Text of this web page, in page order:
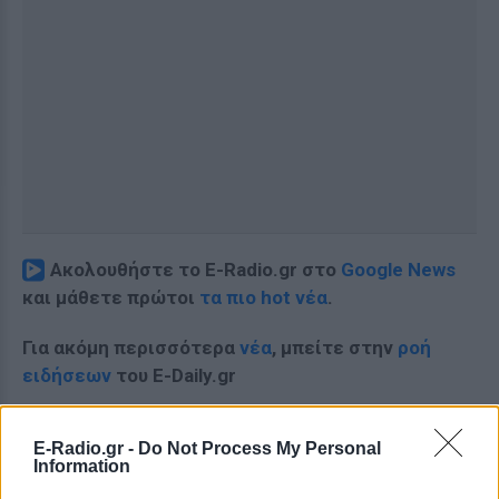
E-Radio.gr - Do Not Process My Personal
Information
Ακολουθήστε το E-Radio.gr στο Google News
και μάθετε πρώτοι τα πιο hot νέα.
Για ακόμη περισσότερα νέα, μπείτε στην ροή
ειδήσεων του E-Daily.gr
Ακολουθήστε το E-Radio.gr και στο Instagram